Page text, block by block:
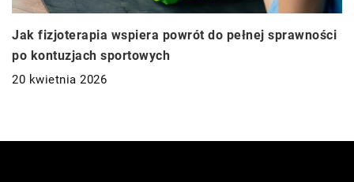
Jak fizjoterapia wspiera powrót do pełnej sprawności
po kontuzjach sportowych
20 kwietnia 2026